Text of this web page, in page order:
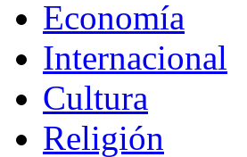
Economía
Internacional
Cultura
Religión